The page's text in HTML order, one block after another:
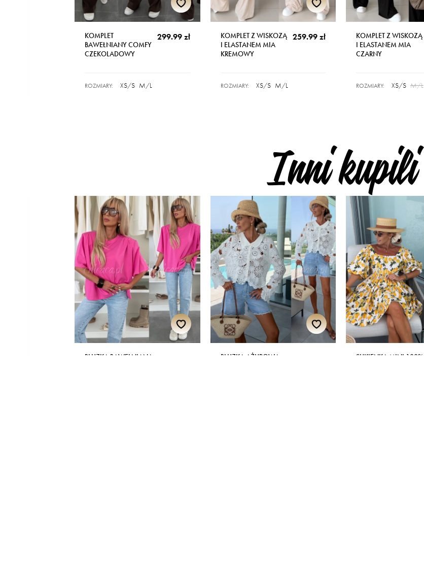
KOMPLET
BAWEŁNIANY COMFY
CZEKOLADOWY
299.99 zł
ROZMIARY: XS/S M/L
KOMPLET Z WISKOZĄ
I ELASTANEM MIA
KREMOWY
259.99 zł
ROZMIARY: XS/S M/L
KOMPLET Z WISKOZĄ
I ELASTANEM MIA
CZARNY
ROZMIARY: XS/S M/L
Inni kupili
BLUZKA BAWEŁNIANA
BLUZKA AŻUROWA
SUKIENKA MINI 100%